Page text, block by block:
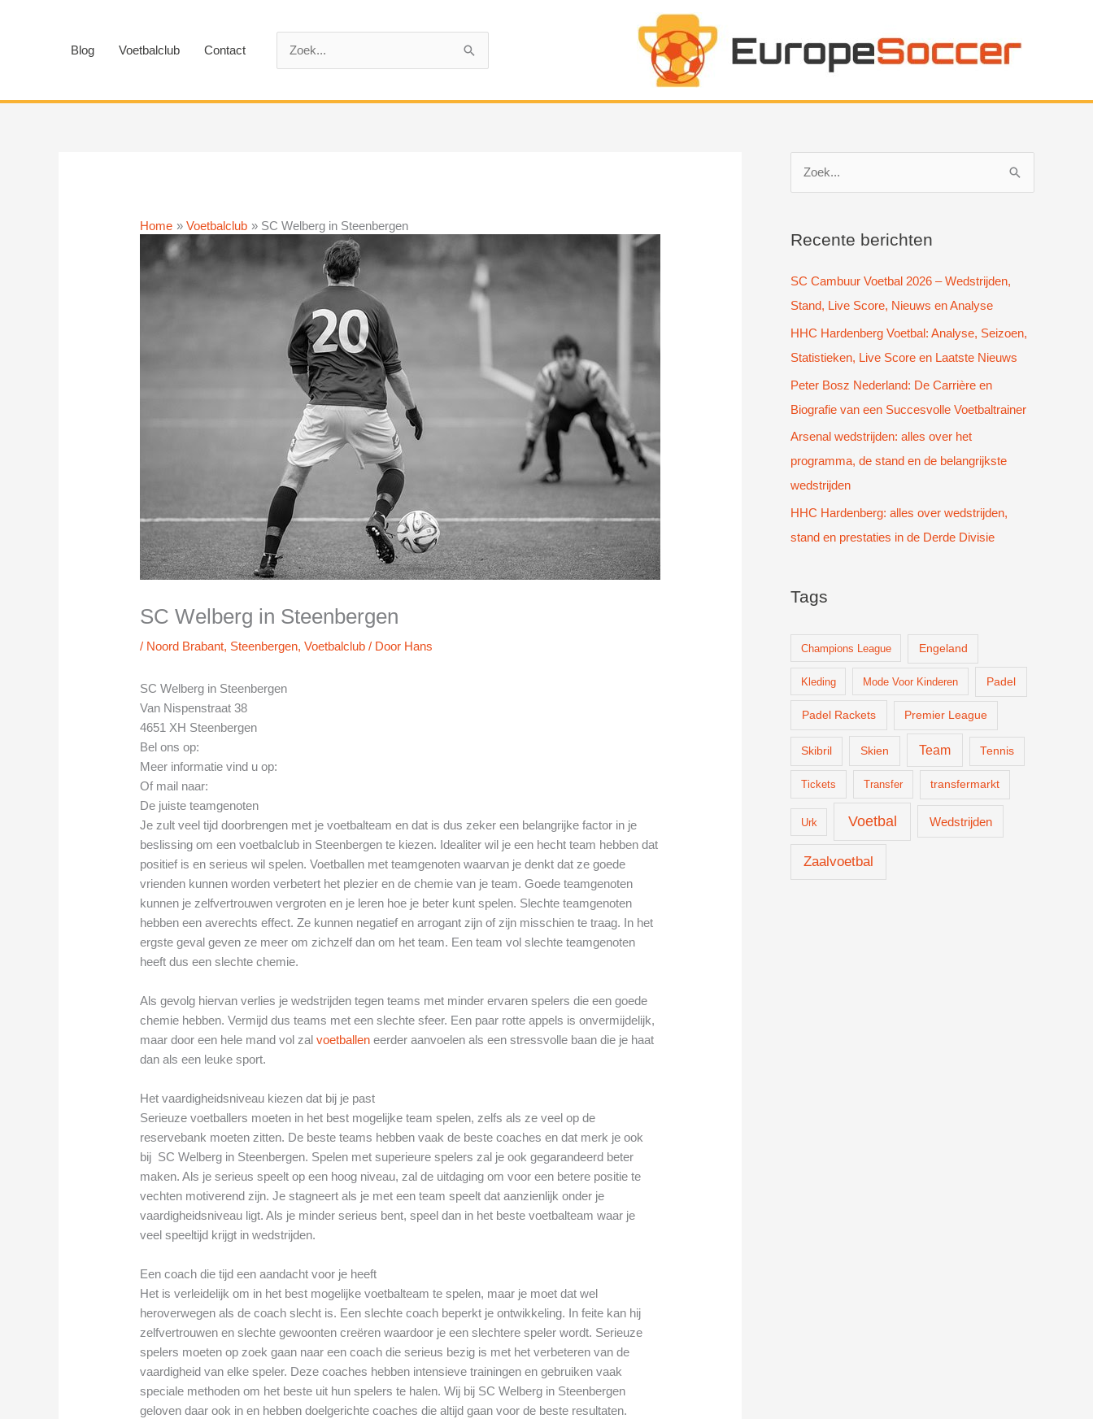
Blog Voetbalclub Contact
Home Voetbalclub SC Welberg in Steenbergen
SC Welberg in Steenbergen
/ Noord Brabant, Steenbergen,Voetbalclub / Door Hans
SC Welberg in Steenbergen
Van Nispenstraat 38
4651 XH Steenbergen
Bel ons op:
Meer informatie vind u op:
Of mail naar:
De juiste teamgenoten
Je zult veel tijd doorbrengen met je voetbalteam en dat is dus zeker een belangrijke factor in je
beslissing om een voetbalclub in Steenbergen te kiezen. Idealiter wil je een hecht team hebben dat
positief is en serieus wil spelen. Voetballen met teamgenoten waarvan je denkt dat ze goede
vrienden kunnen worden verbetert het plezier en de chemie van je team. Goede teamgenoten
kunnen je zelfvertrouwen vergroten en je leren hoe je beter kunt spelen. Slechte teamgenoten
hebben een averechts effect. Ze kunnen negatief en arrogant zijn of zijn misschien te traag. In het
ergste geval geven ze meer om zichzelf dan om het team. Een team vol slechte teamgenoten
heeft dus een slechte chemie.
Als gevolg hiervan verlies je wedstrijden tegen teams met minder ervaren spelers die een goede
chemie hebben. Vermijd dus teams met een slechte sfeer. Een paar rotte appels is onvermijdelijk,
maar door een hele mand vol zalvoetballen eerder aanvoelen als een stressvolle baan die je haat
dan als een leuke sport.
Het vaardigheidsniveau kiezen dat bij je past
Serieuze voetballers moeten in het best mogelijke team spelen, zelfs als ze veel op de
reservebank moeten zitten. De beste teams hebben vaak de beste coaches en dat merk je ook
bij SC Welberg in Steenbergen. Spelen met superieure spelers zal je ook gegarandeerd beter
maken. Als je serieus speelt op een hoog niveau, zal de uitdaging om voor een betere positie te
vechten motiverend zijn. Je stagneert als je met een team speelt dat aanzienlijk onder je
vaardigheidsniveau ligt. Als je minder serieus bent, speel dan in het beste voetbalteam waar je
veel speeltijd krijgt in wedstrijden.
Een coach die tijd een aandacht voor je heeft
Het is verleidelijk om in het best mogelijke voetbalteam te spelen, maar je moet dat wel
heroverwegen als de coach slecht is. Een slechte coach beperkt je ontwikkeling. In feite kan hij
zelfvertrouwen en slechte gewoonten creëren waardoor je een slechtere speler wordt. Serieuze
spelers moeten op zoek gaan naar een coach die serieus bezig is met het verbeteren van de
vaardigheid van elke speler. Deze coaches hebben intensieve trainingen en gebruiken vaak
speciale methoden om het beste uit hun spelers te halen. Wij bij SC Welberg in Steenbergen
geloven daar ook in en hebben doelgerichte coaches die altijd gaan voor de beste resultaten.
k
a
a
r
:
Recente berichten
SC Cambuur Voetbal 2026 – Wedstrijden,
Stand, Live Score, Nieuws en Analyse
HHC Hardenberg Voetbal: Analyse, Seizoen,
Statistieken, Live Score en Laatste Nieuws
Peter Bosz Nederland: De Carrière en
Biografie van een Succesvolle Voetbaltrainer
Arsenal wedstrijden: alles over het
programma, de stand en de belangrijkste
wedstrijden
HHC Hardenberg: alles over wedstrijden,
stand en prestaties in de Derde Divisie
Tags
Champions League Engeland
Kleding Mode Voor Kinderen Padel
Padel Rackets Premier League
Skibril Skien Team Tennis
Tickets Transfer transfermarkt
Urk Voetbal Wedstrijden
Zaalvoetbal